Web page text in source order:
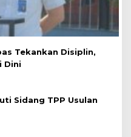
Tekankan Disiplin,
Dini
Sidang TPP Usulan